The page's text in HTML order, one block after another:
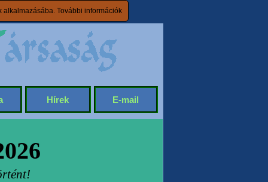
alkalmazásába. További információk
Hírek E-mail